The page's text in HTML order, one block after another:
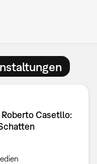
Casetllo: